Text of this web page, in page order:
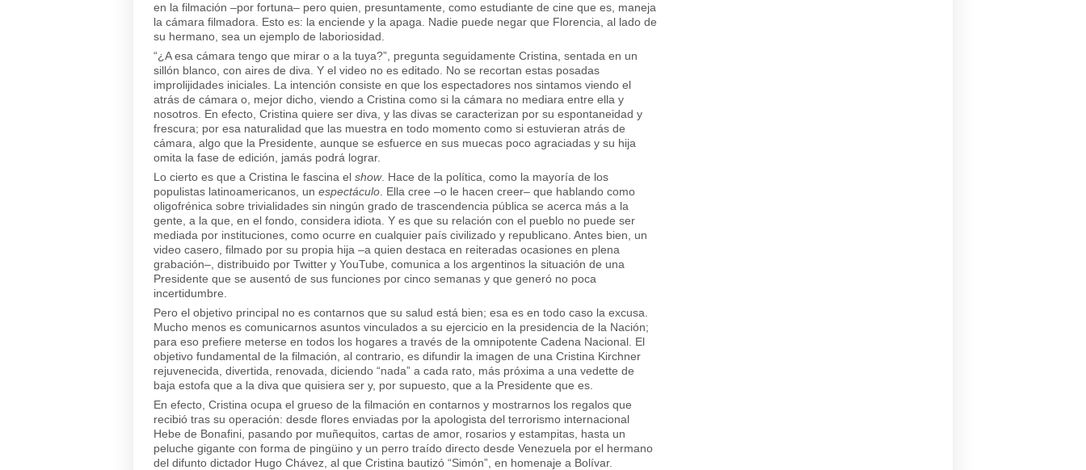
en la filmación –por fortuna– pero quien, presuntamente, como estudiante de cine que es, maneja
la cámara filmadora. Esto es: la enciende y la apaga. Nadie puede negar que Florencia, al lado de
su hermano, sea un ejemplo de laboriosidad.
“¿A esa cámara tengo que mirar o a la tuya?”, pregunta seguidamente Cristina, sentada en un
sillón blanco, con aires de diva. Y el video no es editado. No se recortan estas posadas
improlijidades iniciales. La intención consiste en que los espectadores nos sintamos viendo el
atrás de cámara o, mejor dicho, viendo a Cristina como si la cámara no mediara entre ella y
nosotros. En efecto, Cristina quiere ser diva, y las divas se caracterizan por su espontaneidad y
frescura; por esa naturalidad que las muestra en todo momento como si estuvieran atrás de
cámara, algo que la Presidente, aunque se esfuerce en sus muecas poco agraciadas y su hija
omita la fase de edición, jamás podrá lograr.
Lo cierto es que a Cristina le fascina el show. Hace de la política, como la mayoría de los
populistas latinoamericanos, un espectáculo . Ella cree –o le hacen creer– que hablando como
oligofrénica sobre trivialidades sin ningún grado de trascendencia pública se acerca más a la
gente, a la que, en el fondo, considera idiota. Y es que su relación con el pueblo no puede ser
mediada por instituciones, como ocurre en cualquier país civilizado y republicano. Antes bien, un
video casero, filmado por su propia hija –a quien destaca en reiteradas ocasiones en plena
grabación–, distribuido por Twitter y YouTube, comunica a los argentinos la situación de una
Presidente que se ausentó de sus funciones por cinco semanas y que generó no poca
incertidumbre.
Pero el objetivo principal no es contarnos que su salud está bien; esa es en todo caso la excusa.
Mucho menos es comunicarnos asuntos vinculados a su ejercicio en la presidencia de la Nación;
para eso prefiere meterse en todos los hogares a través de la omnipotente Cadena Nacional. El
objetivo fundamental de la filmación, al contrario, es difundir la imagen de una Cristina Kirchner
rejuvenecida, divertida, renovada, diciendo “nada” a cada rato, más próxima a una vedette de
baja estofa que a la diva que quisiera ser y, por supuesto, que a la Presidente que es.
En efecto, Cristina ocupa el grueso de la filmación en contarnos y mostrarnos los regalos que
recibió tras su operación: desde flores enviadas por la apologista del terrorismo internacional
Hebe de Bonafini, pasando por muñequitos, cartas de amor, rosarios y estampitas, hasta un
peluche gigante con forma de pingüino y un perro traído directo desde Venezuela por el hermano
del difunto dictador Hugo Chávez, al que Cristina bautizó “Simón”, en homenaje a Bolívar.